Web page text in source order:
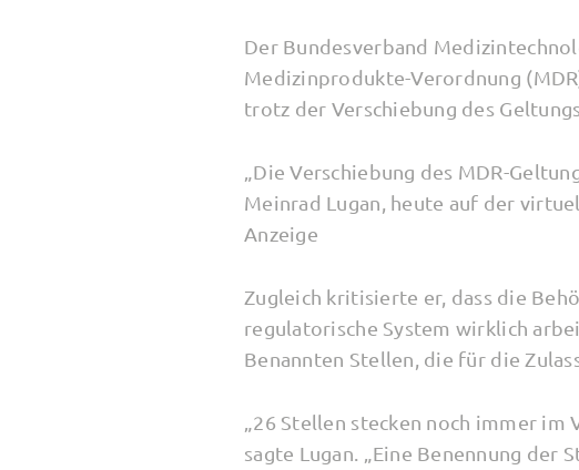
Der Bundesverband
Medizinprodukte-Verordnung
trotz der Verschiebung des
„Die Verschiebung des MDR-
Meinrad Lugan, heute auf der
Anzeige
Zugleich kritisierte er, dass die
regulatorische System wirklich
Benannten Stellen, die für die
„26 Stellen stecken noch immer
sagte Lugan. „Eine Benennung